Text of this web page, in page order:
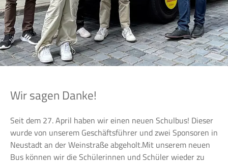
Wir sagen Danke!
Seit dem 27. April haben wir einen neuen Schulbus! Dieser
wurde von unserem Geschäftsführer und zwei Sponsoren in
Neustadt an der Weinstraße abgeholt.Mit unserem neuen
Bus können wir die Schülerinnen und Schüler wieder zu